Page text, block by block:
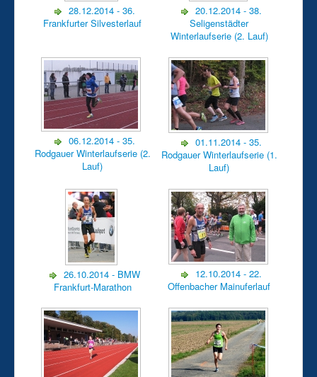
Fotogalerie
Kontakt
Mitgliedschaft
Aktuelle Seite: Fotogalerie
Fotogalerie 2014
Langstrecke
28.12.2014 - 36.
Frankfurter Silvesterlauf
20.12.2014 - 38.
Seligenstädter
Winterlaufserie (2. Lauf)
06.12.2014 - 35.
Rodgauer Winterlaufserie (2.
Lauf)
01.11.2014 - 35.
Rodgauer Winterlaufserie (1.
Lauf)
26.10.2014 - BMW
Frankfurt-Marathon
12.10.2014 - 22.
Offenbacher Mainuferlauf